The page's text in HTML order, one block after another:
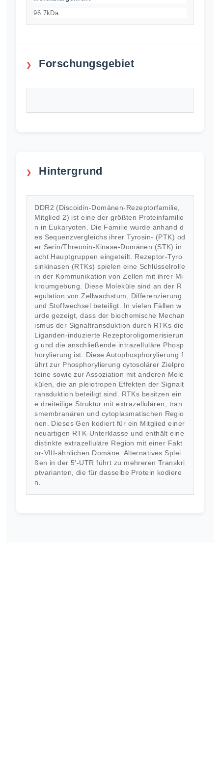
96.7kDa
Forschungsgebiet
Hintergrund
DDR2 (Discoidin-Domänen-Rezeptorfamilie,
Mitglied 2) ist eine der größten Proteinfamilie
n in Eukaryoten. Die Familie wurde anhand d
es Sequenzvergleichs ihrer Tyrosin- (PTK) od
er Serin/Threonin-Kinase-Domänen (STK) in
acht Hauptgruppen eingeteilt. Rezeptor-Tyro
sinkinasen (RTKs) spielen eine Schlüsselrolle
in der Kommunikation von Zellen mit ihrer Mi
kroumgebung. Diese Moleküle sind an der R
egulation von Zellwachstum, Differenzierung
und Stoffwechsel beteiligt. In vielen Fällen w
urde gezeigt, dass der biochemische Mechan
ismus der Signaltransduktion durch RTKs die
Liganden-induzierte Rezeptoroligomerisierun
g und die anschließende intrazelluläre Phosp
horylierung ist. Diese Autophosphorylierung f
ührt zur Phosphorylierung cytosolärer Zielpro
teine ​​sowie zur Assoziation mit anderen Mole
külen, die an pleiotropen Effekten der Signalt
ransduktion beteiligt sind. RTKs besitzen ein
e dreiteilige Struktur mit extrazellulären, tran
smembranären und cytoplasmatischen Regio
nen. Dieses Gen kodiert für ein Mitglied einer
neuartigen RTK-Unterklasse und enthält eine
distinkte extrazelluläre Region mit einer Fakt
or-VIII-ähnlichen Domäne. Alternatives Splei
ßen in der 5'-UTR führt zu mehreren Transkri
ptvarianten, die für dasselbe Protein kodiere
n.